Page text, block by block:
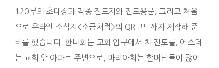
120부의 초대장과 각종 전도지와 전도용품, 그리고 처음
으로 온라인 소식지<소금처럼>의 QR코드까지 제작해 준
비를 했습니다. 한나회는 교회 입구에서 차 전도를, 에스더
는 교회 앞 아파트 주변으로, 마리아회는 할머님들이 많이